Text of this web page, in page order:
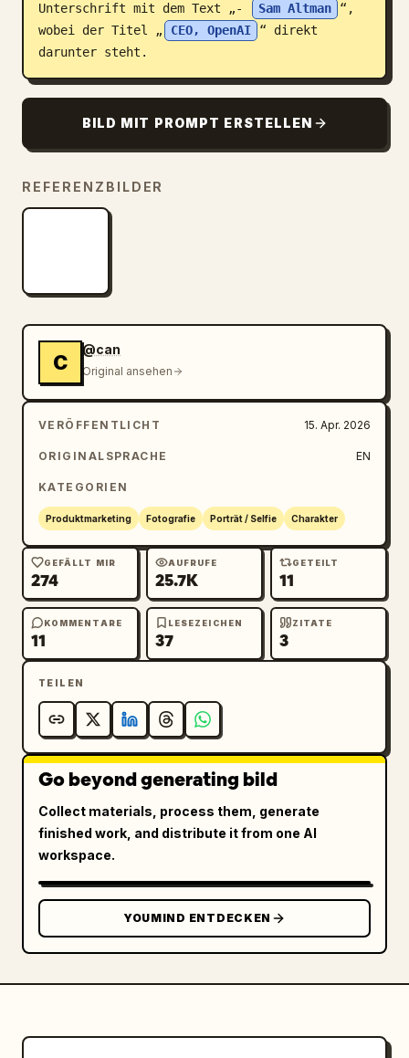
Unterschrift mit dem Text „-
Sam Altman
“,
wobei der Titel „
CEO, OpenAI
“ direkt
darunter steht.
BILD MIT PROMPT ERSTELLEN
REFERENZBILDER
C
@can
Original ansehen
VERÖFFENTLICHT 15. Apr. 2026
ORIGINALSPRACHE EN
KATEGORIEN
Produktmarketing Fotografie Porträt / Selfie Charakter
GEFÄLLT MIR
274
AUFRUFE
25.7K
GETEILT
11
KOMMENTARE
11
LESEZEICHEN
37
ZITATE
3
TEILEN
Go beyond generating bild
Collect materials, process them, generate
finished work, and distribute it from one AI
workspace.
YOUMIND ENTDECKEN